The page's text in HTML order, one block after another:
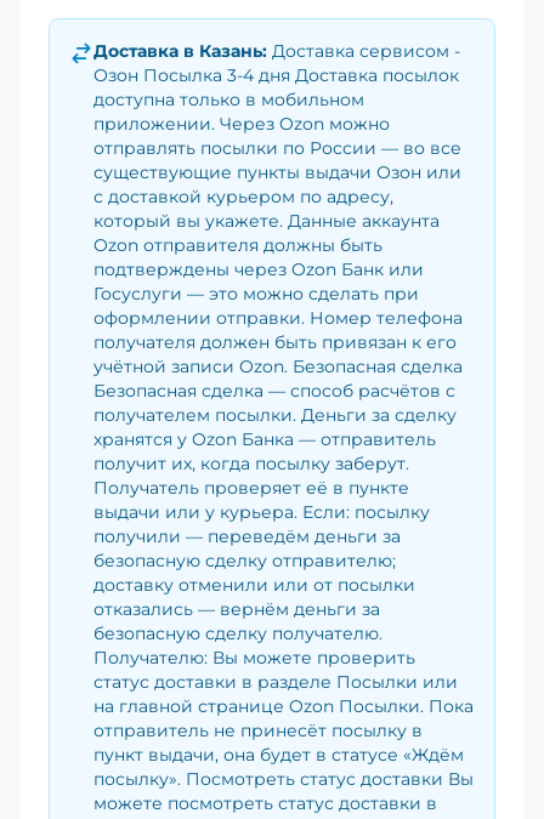
Доставка в Казань: Доставка сервисом -
Озон Посылка 3-4 дня Доставка посылок
доступна только в мобильном
приложении. Через Ozon можно
отправлять посылки по России — во все
существующие пункты выдачи Озон или
с доставкой курьером по адресу,
который вы укажете. Данные аккаунта
Ozon отправителя должны быть
подтверждены через Ozon Банк или
Госуслуги — это можно сделать при
оформлении отправки. Номер телефона
получателя должен быть привязан к его
учётной записи Ozon. Безопасная сделка
Безопасная сделка — способ расчётов с
получателем посылки. Деньги за сделку
хранятся у Ozon Банка — отправитель
получит их, когда посылку заберут.
Получатель проверяет её в пункте
выдачи или у курьера. Если: посылку
получили — переведём деньги за
безопасную сделку отправителю;
доставку отменили или от посылки
отказались — вернём деньги за
безопасную сделку получателю.
Получателю: Вы можете проверить
статус доставки в разделе Посылки или
на главной странице Ozon Посылки. Пока
отправитель не принесёт посылку в
пункт выдачи, она будет в статусе «Ждём
посылку». Посмотреть статус доставки Вы
можете посмотреть статус доставки в